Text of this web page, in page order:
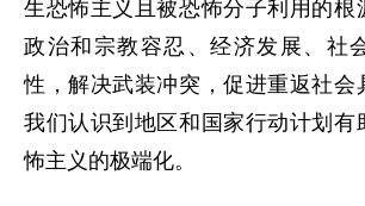
生恐怖主义且被恐怖分子利用的根
政治和宗教容忍、经济发展、社
性，解决武装冲突，促进重返社会
我们认识到地区和国家行动计划有
怖主义的极端化。